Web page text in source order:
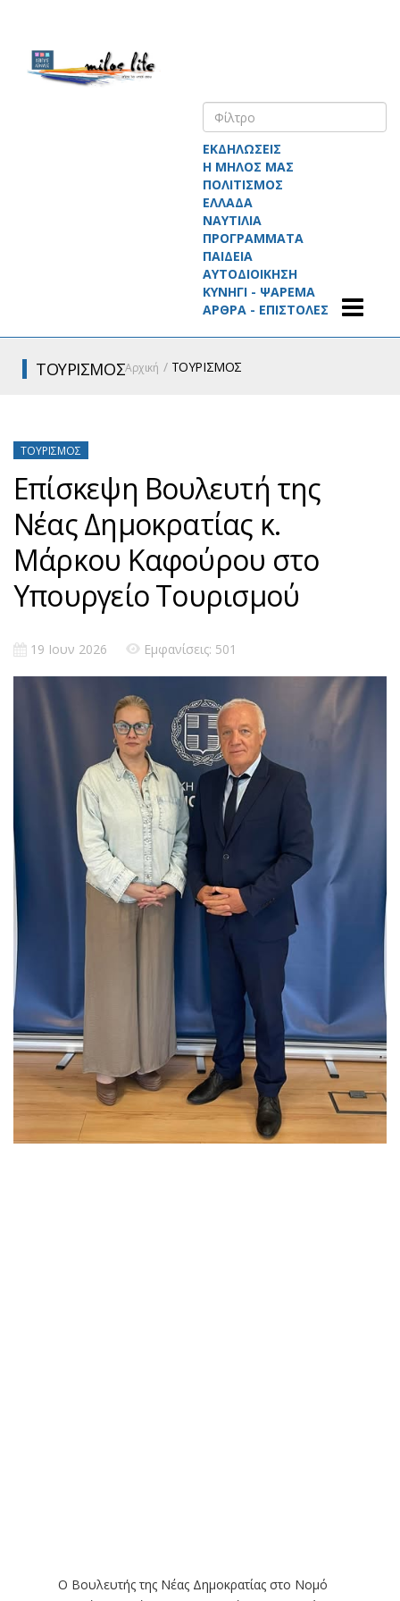
ΕΚΔΗΛΩΣΕΙΣ
Η ΜΗΛΟΣ ΜΑΣ
ΠΟΛΙΤΙΣΜΟΣ
ΕΛΛΑΔΑ
ΝΑΥΤΙΛΙΑ
ΠΡΟΓΡΑΜΜΑΤΑ
ΠΑΙΔΕΙΑ
ΑΥΤΟΔΙΟΙΚΗΣΗ
ΚΥΝΗΓΙ - ΨΑΡΕΜΑ
ΑΡΘΡΑ - ΕΠΙΣΤΟΛΕΣ
ΤΟΥΡΙΣΜΟΣΑρχική ΤΟΥΡΙΣΜΟΣ
ΤΟΥΡΙΣΜΌΣ
Επίσκεψη Βουλευτή της
Νέας Δημοκρατίας κ.
Μάρκου Καφούρου στο
Υπουργείο Τουρισμού
19 Ιουν 2026 Εμφανίσεις: 501
Ο Βουλευτής της Νέας Δημοκρατίας στο Νομό